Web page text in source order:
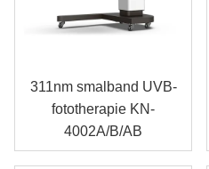
311nm smalband UVB-
fototherapie KN-
4002A/B/AB